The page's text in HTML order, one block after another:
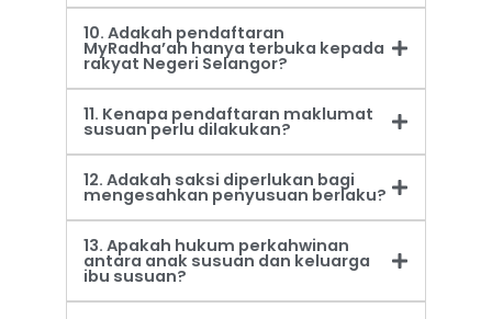
10. Adakah pendaftaran
MyRadha’ah hanya terbuka kepada
rakyat Negeri Selangor?
11. Kenapa pendaftaran maklumat
susuan perlu dilakukan?
12. Adakah saksi diperlukan bagi
mengesahkan penyusuan berlaku?
13. Apakah hukum perkahwinan
antara anak susuan dan keluarga
ibu susuan?